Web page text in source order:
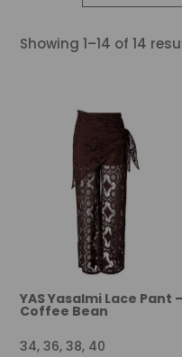
Showing 1–14 of 14
YAS Yasalmi Lace Pant –
Coffee Bean
34, 36, 38, 40